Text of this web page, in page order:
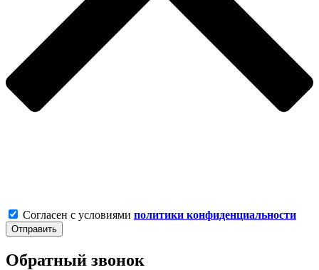
Согласен с условиями политики конфиденциальности
Обратный звонок